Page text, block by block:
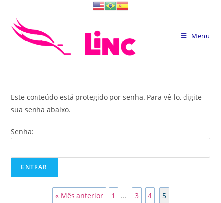
content
Menu
Este conteúdo está protegido por senha. Para vê-lo, digite
sua senha abaixo.
Senha:
« Mês anterior 1 ... 3 4
5